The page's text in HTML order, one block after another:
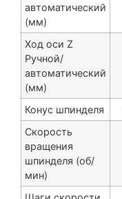
автоматический
(мм)
Ход оси Z
Ручной/
автоматический
(мм)
Конус шпинделя
Скорость
вращения
шпинделя (об/
мин)